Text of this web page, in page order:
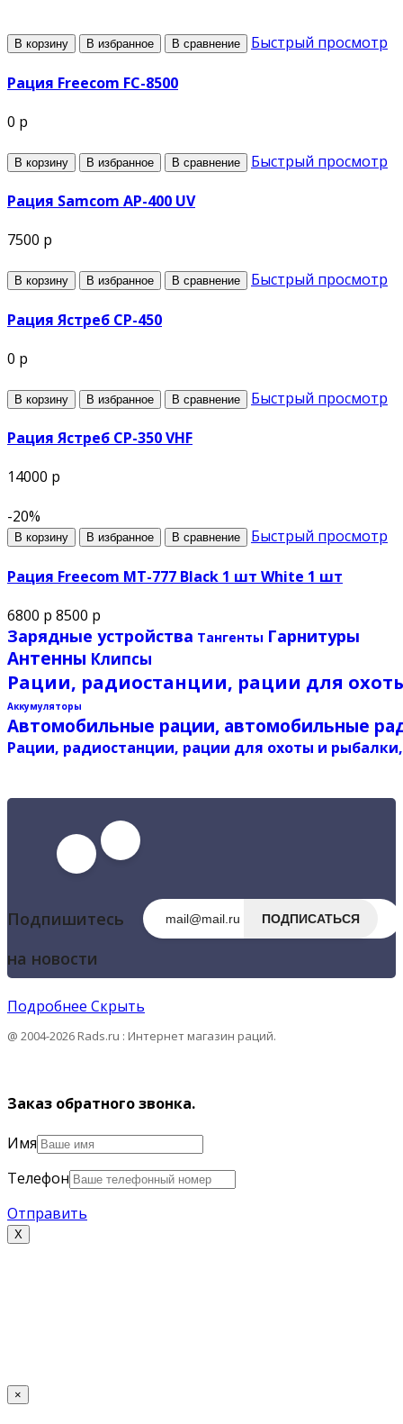
В корзину В избранное В сравнение Быстрый просмотр
Рация Freecom FC-8500
0 р
В корзину В избранное В сравнение Быстрый просмотр
Рация Samcom AP-400 UV
7500 р
В корзину В избранное В сравнение Быстрый просмотр
Рация Ястреб СР-450
0 р
В корзину В избранное В сравнение Быстрый просмотр
Рация Ястреб СР-350 VHF
14000 р
-20%
В корзину В избранное В сравнение Быстрый просмотр
Рация Freecom MT-777 Black 1 шт White 1 шт
6800 р 8500 р
Зарядные устройства Тангенты Гарнитуры
Антенны Клипсы
Рации, радиостанции, рации для
Аккумуляторы
Автомобильные рации, автомобильные
Рации, радиостанции, рации для охоты и
Подпишитесь
на новости
ПОДПИСАТЬСЯ
Подробнее Скрыть
@ 2004-2026 Rads.ru : Интернет магазин раций.
Заказ обратного звонка.
Имя
Телефон
Отправить
Х
×